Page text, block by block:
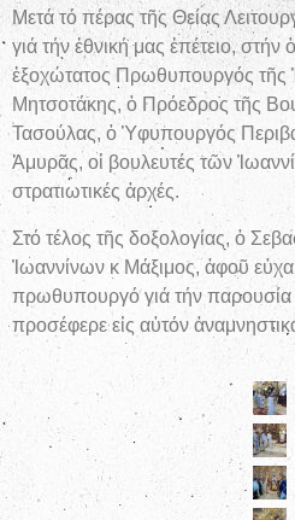
Μετά τό πέρας τῆς Θείας
γιά τήν ἐθνική μας ἐπέτειο,
ἐξοχώτατος Πρωθυπουργός τῆς
Μητσοτάκης, ὁ Πρόεδρος τῆς
Τασούλας, ὁ Ὑφυπουργός
Ἀμυρᾶς, οἱ βουλευτές τῶν
στρατιωτικές ἀρχές.
Στό τέλος τῆς δοξολογίας, ὁ
Ἰωαννίνων κ Μάξιμος, ἀφοῦ
πρωθυπουργό γιά τήν παρουσία
προσέφερε εἰς αὐτόν